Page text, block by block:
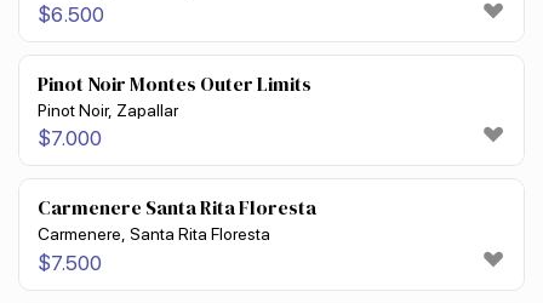
$6.500
Pinot Noir Montes Outer Limits
Pinot Noir, Zapallar
$7.000
Carmenere Santa Rita Floresta
Carmenere, Santa Rita Floresta
$7.500